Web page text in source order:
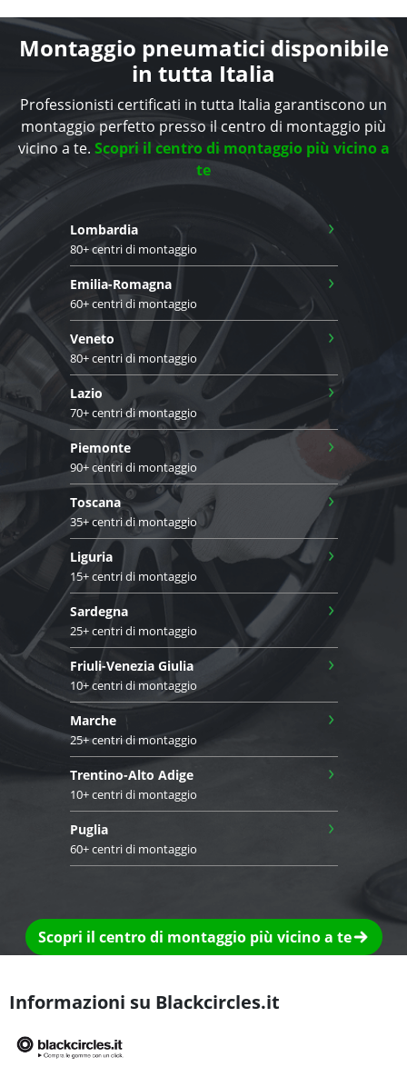
Montaggio pneumatici disponibile
in tutta Italia
Professionisti certificati in tutta Italia garantiscono un
montaggio perfetto presso il centro di montaggio più
vicino a te. Scopri il centro di montaggio più vicino a
te
Lombardia
80+ centri di montaggio
›
Emilia-Romagna
60+ centri di montaggio
›
Veneto
80+ centri di montaggio
›
Lazio
70+ centri di montaggio
›
Piemonte
90+ centri di montaggio
›
Toscana
35+ centri di montaggio
›
Liguria
15+ centri di montaggio
›
Sardegna
25+ centri di montaggio
›
Friuli-Venezia Giulia
10+ centri di montaggio
›
Marche
25+ centri di montaggio
›
Trentino-Alto Adige
10+ centri di montaggio
›
Puglia
60+ centri di montaggio
›
Scopri il centro di montaggio più vicino a te
Informazioni su Blackcircles.it